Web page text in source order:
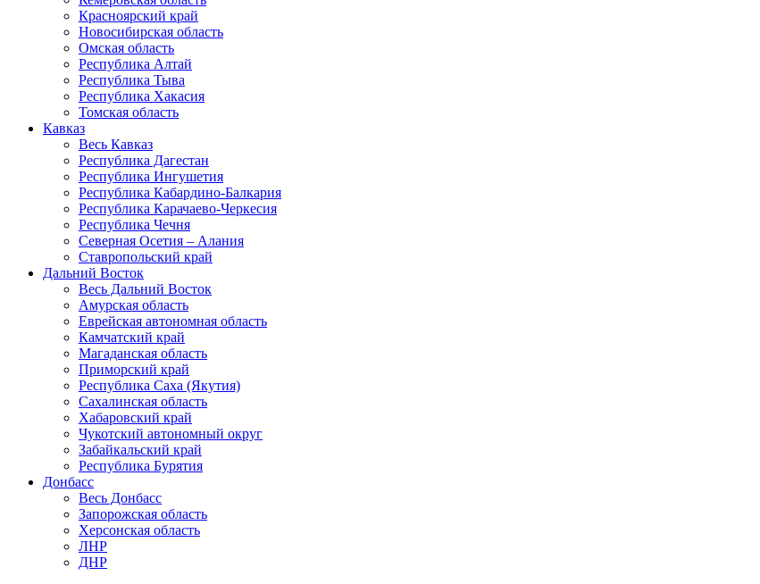
Красноярский край
Новосибирская область
Омская область
Республика Алтай
Республика Тыва
Республика Хакасия
Томская область
Кавказ
Весь Кавказ
Республика Дагестан
Республика Ингушетия
Республика Кабардино-Балкария
Республика Карачаево-Черкесия
Республика Чечня
Северная Осетия – Алания
Ставропольский край
Дальний Восток
Весь Дальний Восток
Амурская область
Еврейская автономная область
Камчатский край
Магаданская область
Приморский край
Республика Саха (Якутия)
Сахалинская область
Хабаровский край
Чукотский автономный округ
Забайкальский край
Республика Бурятия
Донбасс
Весь Донбасс
Запорожская область
Херсонская область
ЛНР
ДНР